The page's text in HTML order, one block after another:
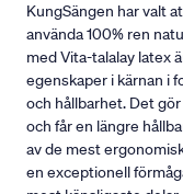
KungSängen har valt
använda 100% ren
med Vita-talalay latex
egenskaper i kärnan i
och hållbarhet. Det
och får en längre
av de mest
en exceptionell